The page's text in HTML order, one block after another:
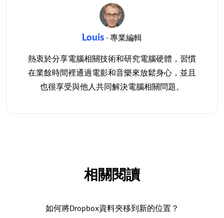
Louis · 專業編輯
熱衷於分享電腦相關技術和研究電腦硬體，習慣
在業餘時間裡通過電影和音樂來放鬆身心，並且
也很享受與他人共同解決電腦相關問題。
相關閱讀
如何將Dropbox資料夾移到新的位置？